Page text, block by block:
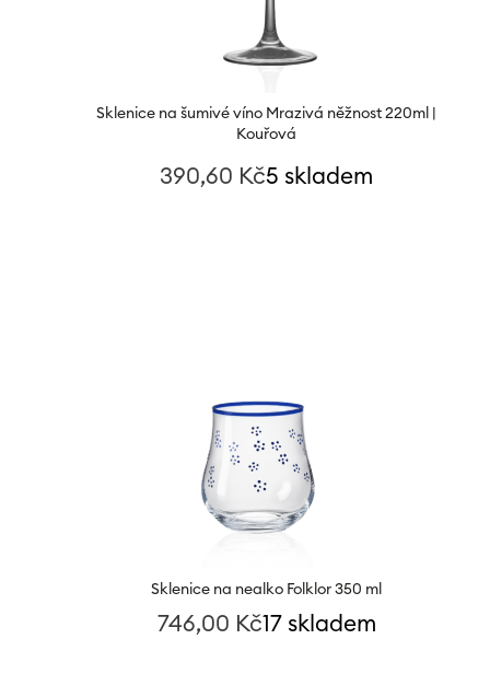
Sklenice na šumivé víno Mrazivá něžnost 220ml |
Kouřová
390,60 Kč5 skladem
Sklenice na nealko Folklor 350 ml
746,00 Kč17 skladem